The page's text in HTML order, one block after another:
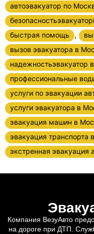
автоэвакуатор по
быстрая помощь
,
вызов эвакуатора в
надежностьэвакуатор
профессиональные
услуги по эвакуации
услуги эвакуатора в
эвакуация машин в
эвакуация
экстренная
Компания ВезуАвто
на дороге при ДТП.